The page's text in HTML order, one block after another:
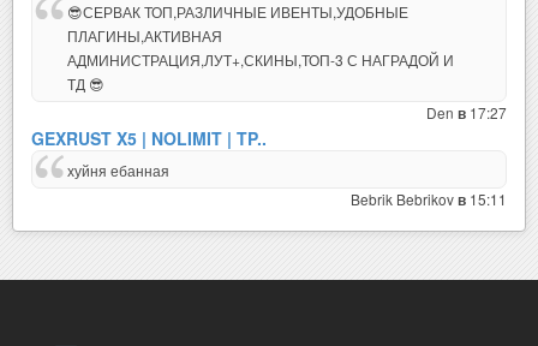
😎СЕРВАК ТОП,РАЗЛИЧНЫЕ ИВЕНТЫ,УДОБНЫЕ
ПЛАГИНЫ,АКТИВНАЯ
АДМИНИСТРАЦИЯ,ЛУТ+,СКИНЫ,ТОП-3 С НАГРАДОЙ И
ТД 😎
Den в 17:27
GEXRUST X5 | NOLIMIT | TP..
хуйня ебанная
Bebrik Bebrikovв 15:11